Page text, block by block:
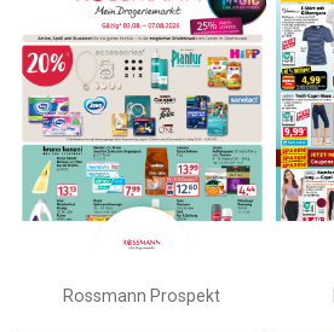
Rossmann Prospekt